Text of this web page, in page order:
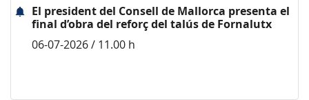
El president del Consell de Mallorca presenta el
final d’obra del reforç del talús de Fornalutx
06-07-2026 / 11.00 h